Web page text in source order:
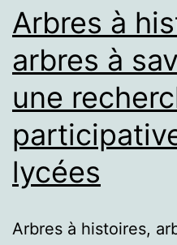
Arbres à
arbres à
une
lycées
Arbres à histoires,